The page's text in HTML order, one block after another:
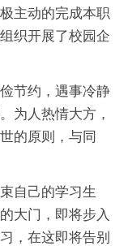
主动的完成本职
织开展了校园企
节约，遇事冷静
为人热情大方，
的原则，与同
自己的学习生
大门，即将步入
，在这即将告别